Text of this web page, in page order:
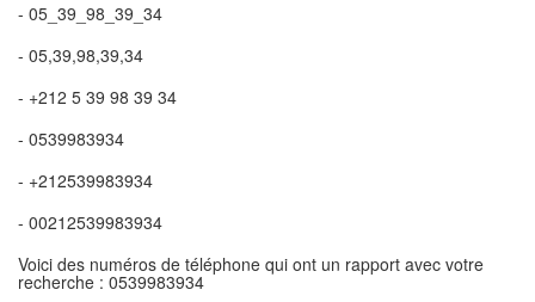
- 05_39_98_39_34
- 05,39,98,39,34
- +212 5 39 98 39 34
- 0539983934
- +212539983934
- 00212539983934
Voici des numéros de téléphone qui ont un rapport avec votre
recherche : 0539983934